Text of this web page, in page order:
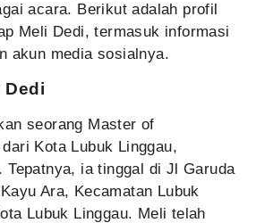
acara. Berikut adalah profil
Meli Dedi, termasuk informasi
akun media sosialnya.
Dedi
seorang Master of
Kota Lubuk Linggau,
Tepatnya, ia tinggal di Jl Garuda
Ara, Kecamatan Lubuk
Lubuk Linggau. Meli telah